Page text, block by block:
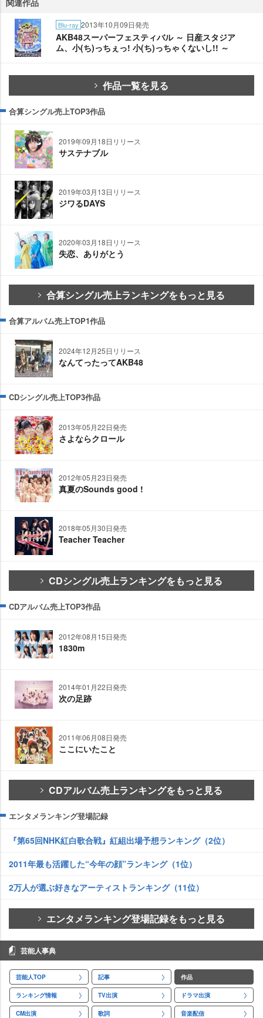
Blu-ray 2013年10月09日発売
AKB48スーパーフェスティバル ～ 日産スタジア
ム、小(ち)っちぇっ! 小(ち)っちゃくないし!! ～
作品一覧を見る
合算シングル売上TOP3作品
2019年09月18日リリース
サステナブル
2019年03月13日リリース
ジワるDAYS
2020年03月18日リリース
失恋、ありがとう
合算シングル売上ランキングをもっと見る
合算アルバム売上TOP1作品
2024年12月25日リリース
なんてったってAKB48
CDシングル売上TOP3作品
2013年05月22日発売
さよならクロール
2012年05月23日発売
真夏のSounds good !
2018年05月30日発売
Teacher Teacher
CDシングル売上ランキングをもっと見る
CDアルバム売上TOP3作品
2012年08月15日発売
1830m
2014年01月22日発売
次の足跡
2011年06月08日発売
ここにいたこと
CDアルバム売上ランキングをもっと見る
エンタメランキング登場記録
『第65回NHK紅白歌合戦』紅組出場予想ランキング（2位）
2011年最も活躍した“今年の顔”ランキング（1位）
2万人が選ぶ好きなアーティストランキング（11位）
エンタメランキング登場記録をもっと見る
芸能人事典
芸能人TOP 記事 作品
ランキング情報 TV出演 ドラマ出演
CM出演 歌詞 音楽配信